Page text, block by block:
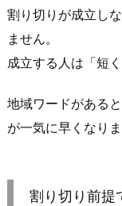
エ
香
町
を
る
割り切りが成立し
ません。
成立する人は「短
地域ワードがある
が一気に早くなりま
割り切り前提